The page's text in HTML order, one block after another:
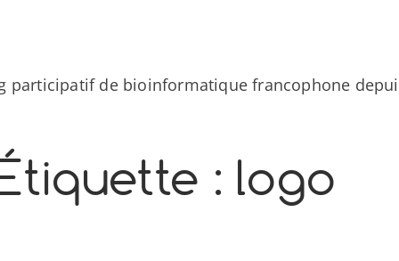
participatif de bioinformatique francophone
: logo